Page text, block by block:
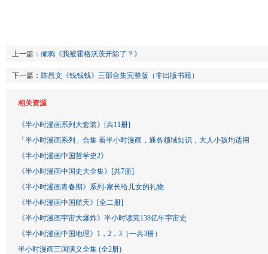
上一篇： 倾鸦《我被霍格沃茨开除了？》
下一篇： 陈昌文《钱钱钱》三部合集完整版（非出版书籍）
相关资源
《半小时漫画系列大套装》[共11册]
「半小时漫画系列」合集 看半小时漫画，通各领域知识，大人小孩均适用
《半小时漫画中国哲学史2》
《半小时漫画中国史大全集》[共7册]
《半小时漫画青春期》系列-家长给儿女的礼物
《半小时漫画中国航天》[全二册]
《半小时漫画宇宙大爆炸》半小时读完138亿年宇宙史
《半小时漫画中国地理》1，2，3（一共3册）
半小时漫画三国演义全集 (全2册)